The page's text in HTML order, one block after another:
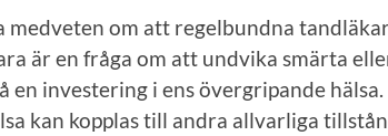
om att regelbundna
är en fråga om att undvika smärta
en investering i ens övergripande
kan kopplas till andra allvarliga